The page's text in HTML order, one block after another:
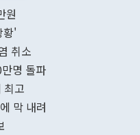
무너졌다고도 했다.
함께 4자 대화의 동
며 월간 기준 처음으
196.9% 급증했고
수출은 160.4% 늘
원
황'
취소
명 돌파
최고
막 내려